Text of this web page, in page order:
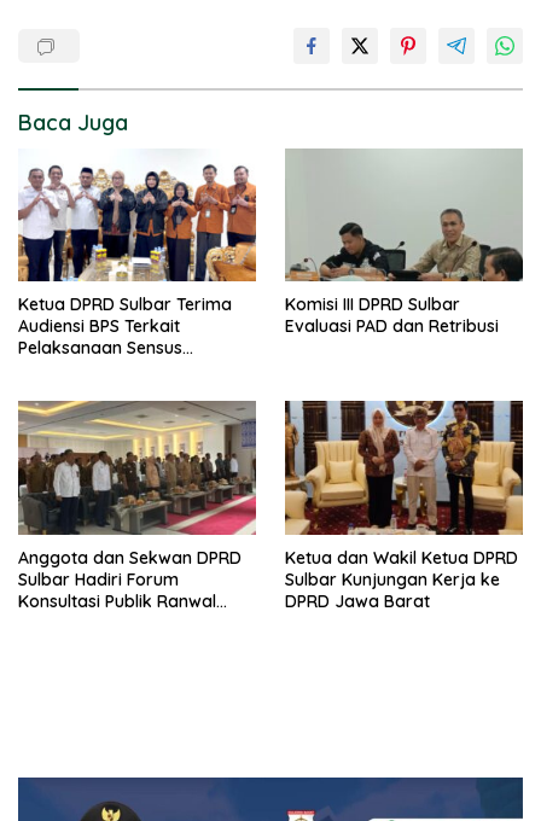
Baca Juga
Ketua DPRD Sulbar Terima
Audiensi BPS Terkait
Pelaksanaan Sensus
Komisi III DPRD Sulbar
Evaluasi PAD dan Retribusi
Anggota dan Sekwan DPRD
Sulbar Hadiri Forum
Konsultasi Publik Ranwal
Ketua dan Wakil Ketua DPRD
Sulbar Kunjungan Kerja ke
DPRD Jawa Barat